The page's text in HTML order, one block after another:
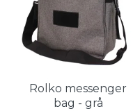
Rolko messenger
bag - grå